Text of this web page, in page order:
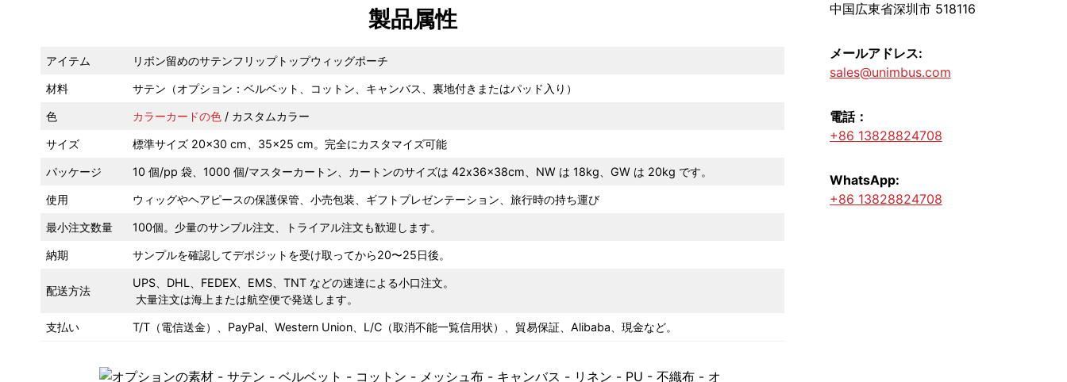
製品属性
アイテム リボン留めのサテンフリップトップウィッグポーチ
材料 サテン（オプション：ベルベット、コットン、キャンバス、裏地付きまたはパッド入り）
色 カラーカードの色 / カスタムカラー
サイズ 標準サイズ 20×30 cm、35×25 cm。完全にカスタマイズ可能
パッケージ 10 個/pp 袋、1000 個/マスターカートン、カートンのサイズは 42x36x38cm、NW は 18kg、GW は 20kg です。
使用 ウィッグやヘアピースの保護保管、小売包装、ギフトプレゼンテーション、旅行時の持ち運び
最小注文数量 100個。少量のサンプル注文、トライアル注文も歓迎します。
納期 サンプルを確認してデポジットを受け取ってから20〜25日後。
配送方法
UPS、DHL、FEDEX、EMS、TNT などの速達による小口注文。
大量注文は海上または航空便で発送します。
支払い T/T（電信送金）、PayPal、Western Union、L/C（取消不能一覧信用状）、貿易保証、Alibaba、現金など。
中国広東省深圳市 518116
メールアドレス:
sales@unimbus.com
電話：
+86 13828824708
WhatsApp:
+86 13828824708